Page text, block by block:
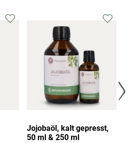
Jojobaöl, kalt gepresst,
50 ml & 250 ml